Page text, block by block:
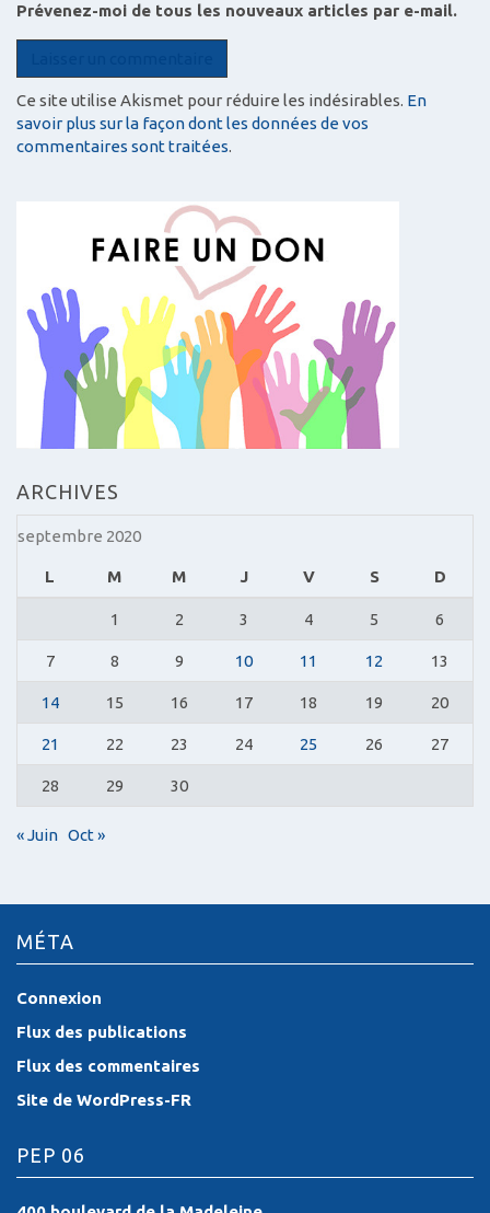
Prévenez-moi de tous les nouveaux articles par e-mail.
Ce site utilise Akismet pour réduire les indésirables. En
savoir plus sur la façon dont les données de vos
commentaires sont traitées.
ARCHIVES
septembre 2020
L M M J V S D
1 2 3 4 5 6
7 8 9 10 11 12 13
14 15 16 17 18 19 20
21 22 23 24 25 26 27
28 29 30
« Juin Oct »
MÉTA
Connexion
Flux des publications
Flux des commentaires
Site de WordPress-FR
PEP 06